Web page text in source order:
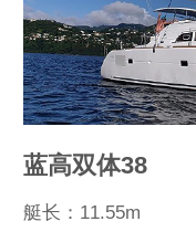
蓝高双体38
艇长：11.55m